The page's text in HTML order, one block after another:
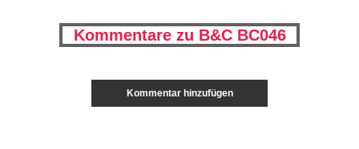
Kommentare zu B&C BC046
Kommentar hinzufügen